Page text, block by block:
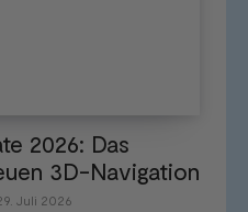
2026: Das
3D-Navigation
Juli 2026